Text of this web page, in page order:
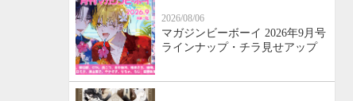
2026/08/06
マガジンビーボーイ 2026年9月号
ラインナップ・チラ見せアップ